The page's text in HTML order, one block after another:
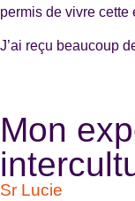
permis de vivre cette
J’ai reçu beaucoup
Mon
Sr Lucie